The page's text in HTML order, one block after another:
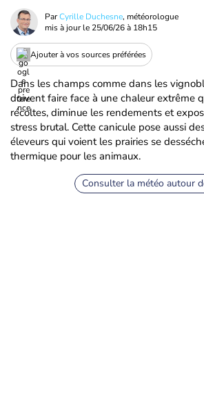
ParCyrille Duchesne, météorologue
mis à jour le 25/06/26 à 18h15
Ajouter à vos sources préférées
Dans les champs comme dans les
doivent faire face à une chaleur extrême
récoltes, diminue les rendements et
stress brutal. Cette canicule pose aussi
éleveurs qui voient les prairies se
thermique pour les animaux.
Consulter la météo autour